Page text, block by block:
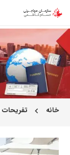
خانه chevron_left تفریحات